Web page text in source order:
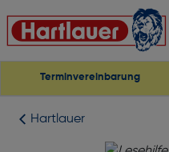
Terminvereinbarung
Hartlauer